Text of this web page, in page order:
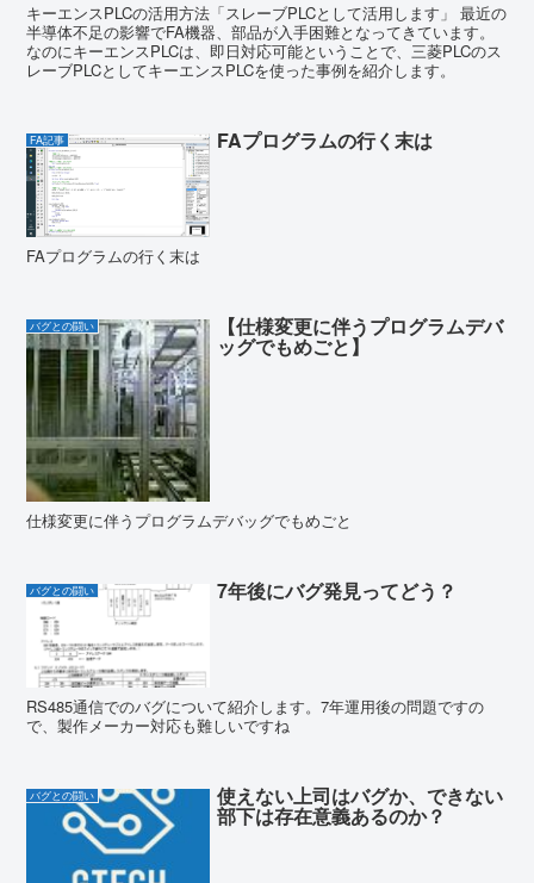
キーエンスPLCの活用方法「スレーブPLCとして活用します」 最近の
半導体不足の影響でFA機器、部品が入手困難となってきています。
なのにキーエンスPLCは、即日対応可能ということで、三菱PLCのス
レーブPLCとしてキーエンスPLCを使った事例を紹介します。
FA記事 FAプログラムの行く末は
FAプログラムの行く末は
バグとの闘い 【仕様変更に伴うプログラムデバ
ッグでもめごと】
仕様変更に伴うプログラムデバッグでもめごと
バグとの闘い 7年後にバグ発見ってどう？
RS485通信でのバグについて紹介します。7年運用後の問題ですの
で、製作メーカー対応も難しいですね
バグとの闘い 使えない上司はバグか、できない
部下は存在意義あるのか？